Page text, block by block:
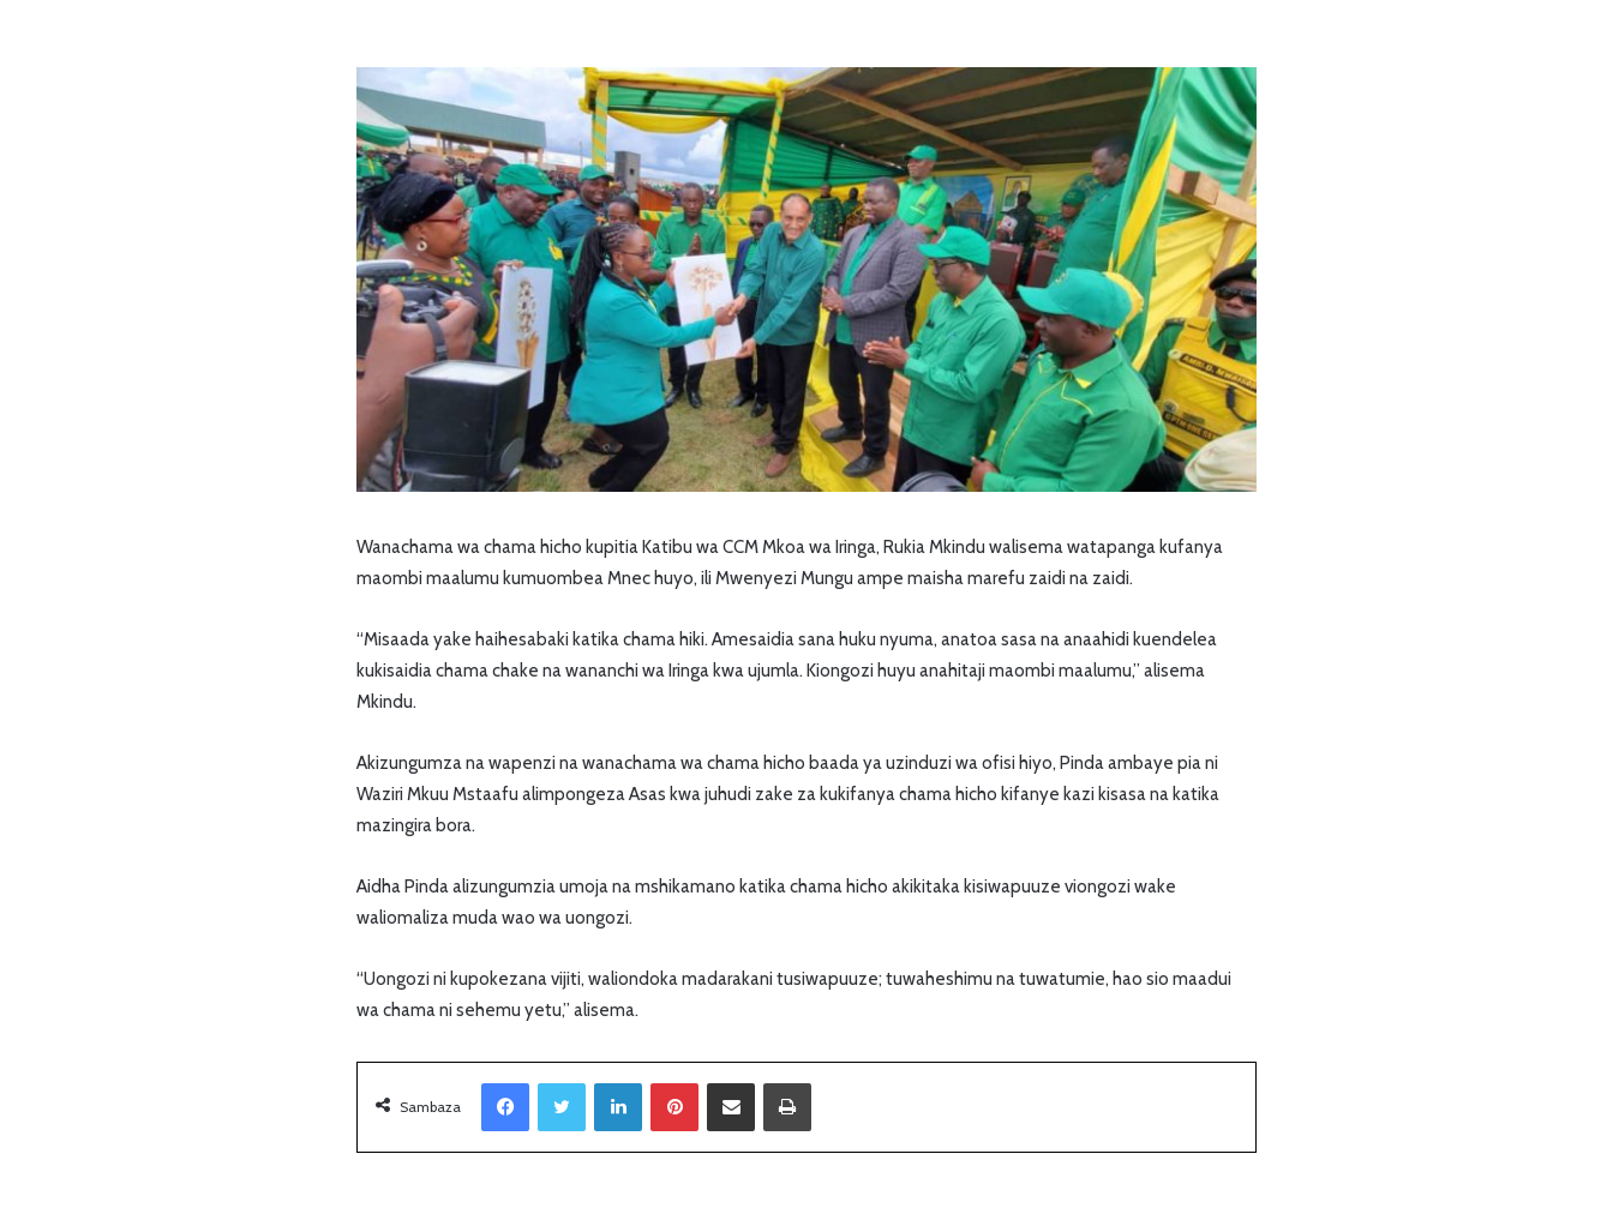
Wanachama wa chama hicho kupitia Katibu wa CCM Mkoa wa Iringa, Rukia Mkindu walisema watapanga kufanya
maombi maalumu kumuombea Mnec huyo, ili Mwenyezi Mungu ampe maisha marefu zaidi na zaidi.
“Misaada yake haihesabaki katika chama hiki. Amesaidia sana huku nyuma, anatoa sasa na anaahidi kuendelea
kukisaidia chama chake na wananchi wa Iringa kwa ujumla. Kiongozi huyu anahitaji maombi maalumu,” alisema
Mkindu.
Akizungumza na wapenzi na wanachama wa chama hicho baada ya uzinduzi wa ofisi hiyo, Pinda ambaye pia ni
Waziri Mkuu Mstaafu alimpongeza Asas kwa juhudi zake za kukifanya chama hicho kifanye kazi kisasa na katika
mazingira bora.
Aidha Pinda alizungumzia umoja na mshikamano katika chama hicho akikitaka kisiwapuuze viongozi wake
waliomaliza muda wao wa uongozi.
“Uongozi ni kupokezana vijiti, waliondoka madarakani tusiwapuuze; tuwaheshimu na tuwatumie, hao sio maadui
wa chama ni sehemu yetu,” alisema.
Sambaza
LinkedIn Sambaza kupitia barua pepe